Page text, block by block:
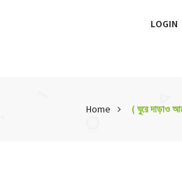
LOGIN
Home ( ঘুরে দাড়াও